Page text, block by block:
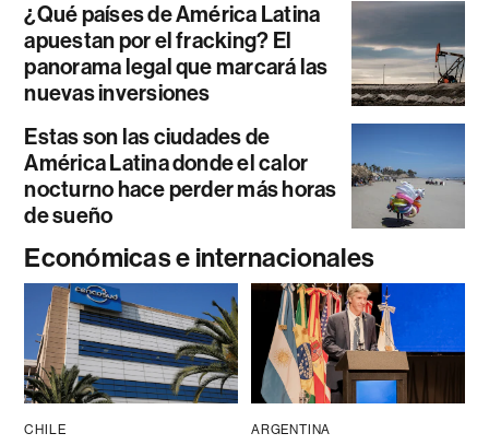
¿Qué países de América Latina
apuestan por el fracking? El
panorama legal que marcará las
nuevas inversiones
Estas son las ciudades de
América Latina donde el calor
nocturno hace perder más horas
de sueño
Económicas e internacionales
CHILE ARGENTINA